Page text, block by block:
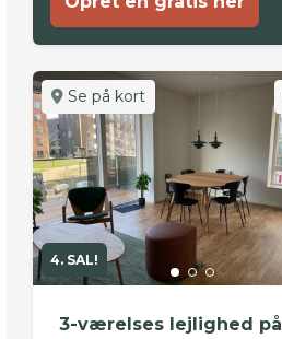
Se på kort
4. SAL!
3-værelses lejlighed på